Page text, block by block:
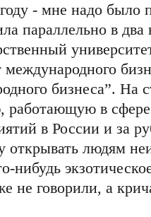
- мне надо было
параллельно в
бизнеса”. На
работающую в
в России и за
открывать людям
нибудь
не говорили, а